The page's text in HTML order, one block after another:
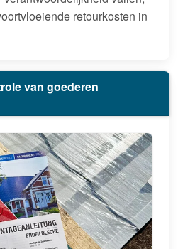
retourkosten in
van goederen